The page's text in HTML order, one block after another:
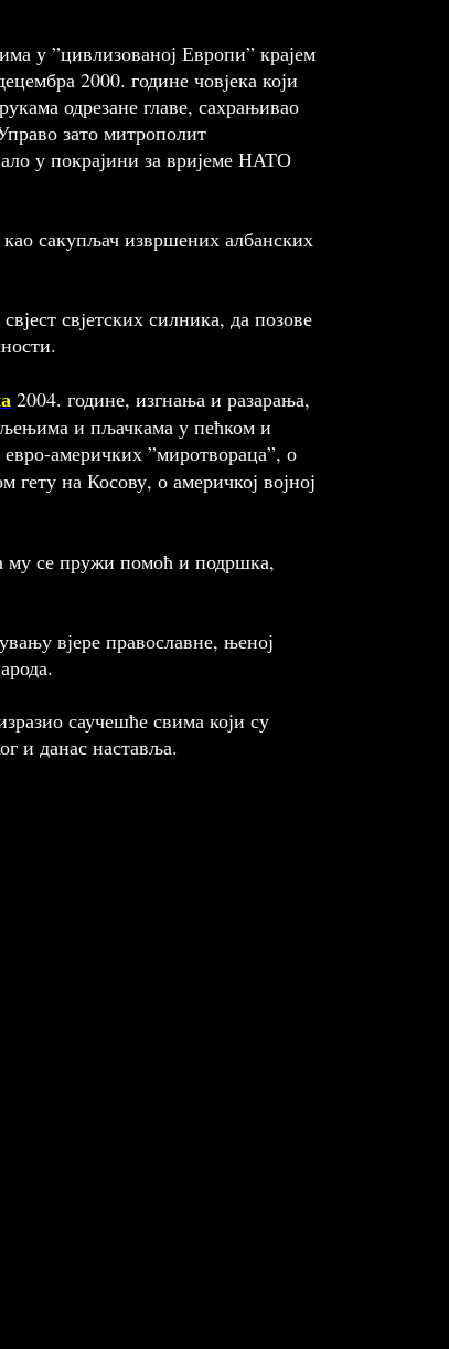
у ”цивлизованој Европи” крајем
2000. године човjека који
одрезане главе, сахрањивао
зато митрополит
у покрајини за вријеме НАТО
сакупљач извршених албанских
свjетских силника, да позове
2004. године, изгнања и разарања,
и пљачкама у пећком и
америчких ”миротвораца”, о
на Косову, о америчкој војној
му се пружи помоћ и подршка,
вјере православне, њеној
саучешће свима који су
и данас наставља.